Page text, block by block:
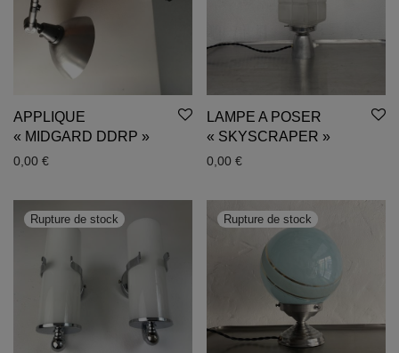
APPLIQUE
« MIDGARD DDRP »
0,00 €
LAMPE A POSER
« SKYSCRAPER »
0,00 €